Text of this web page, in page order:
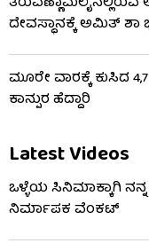
ದೇವಸ್ಥಾನಕ್ಕೆ ಅಮಿತ್ ಶಾ
ಮೂರೇ ವಾರಕ್ಕೆ ಕುಸಿದ
ಕಾನ್ಪುರ ಹೆದ್ದಾರಿ
Latest Videos
ಒಳ್ಳೆಯ ಸಿನಿಮಾಕ್ಕಾಗಿ
ನಿರ್ಮಾಪಕ ವೆಂಕಟ್